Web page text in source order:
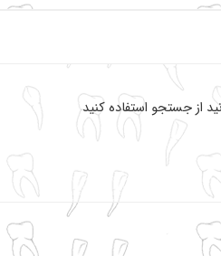
از جستجو استفاده کنید